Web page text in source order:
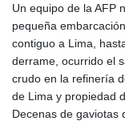
Un equipo de la AFP
pequeña
contiguo a Lima,
derrame, ocurrido el
crudo en la refinería
de Lima y propiedad
Decenas de gaviotas